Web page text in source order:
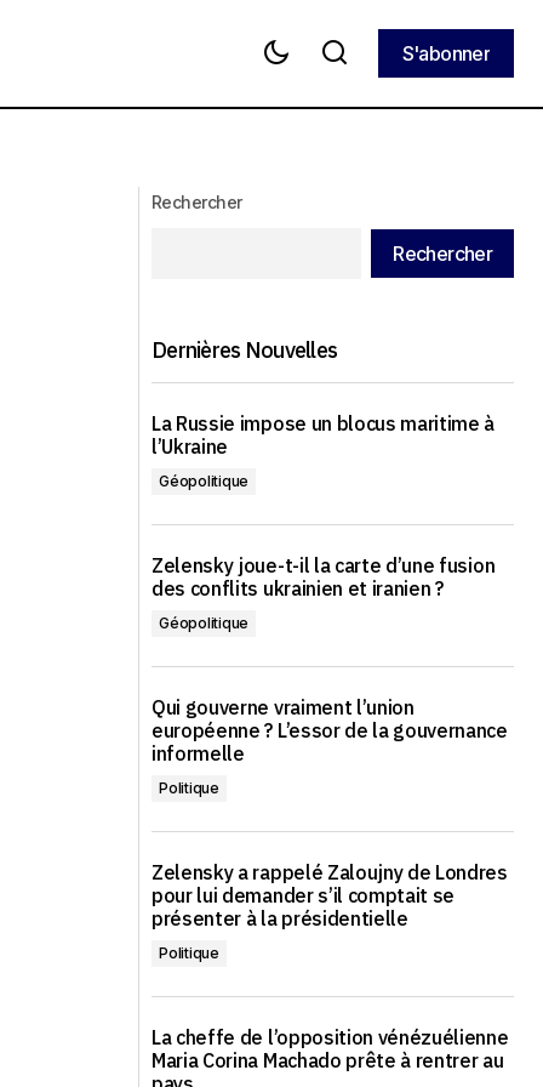
S'abonner
accord sur les minéraux
Rechercher
Rechercher
Dernières Nouvelles
La Russie impose un blocus maritime à
l’Ukraine
Géopolitique
Zelensky joue-t-il la carte d’une fusion
des conflits ukrainien et iranien ?
Géopolitique
Qui gouverne vraiment l’union
européenne ? L’essor de la gouvernance
informelle
Politique
Zelensky a rappelé Zaloujny de Londres
pour lui demander s’il comptait se
présenter à la présidentielle
Politique
La cheffe de l’opposition vénézuélienne
Maria Corina Machado prête à rentrer au